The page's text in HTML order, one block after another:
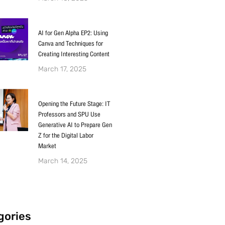
AI for Gen Alpha EP2: Using
Canva and Techniques for
Creating Interesting Content
March 17, 2025
Opening the Future Stage: IT
Professors and SPU Use
Generative AI to Prepare Gen
Z for the Digital Labor
Market
March 14, 2025